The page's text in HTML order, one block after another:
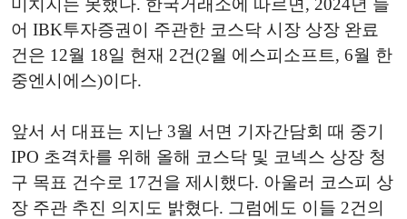
미치지는 못했다. 한국거래소에 따르면, 2024년 들
어 IBK투자증권이 주관한 코스닥 시장 상장 완료
건은 12월 18일 현재 2건(2월 에스피소프트, 6월 한
중엔시에스)이다.
앞서 서 대표는 지난 3월 서면 기자간담회 때 중기
IPO 초격차를 위해 올해 코스닥 및 코넥스 상장 청
구 목표 건수로 17건을 제시했다. 아울러 코스피 상
장 주관 추진 의지도 밝혔다. 그럼에도 이들 2건의